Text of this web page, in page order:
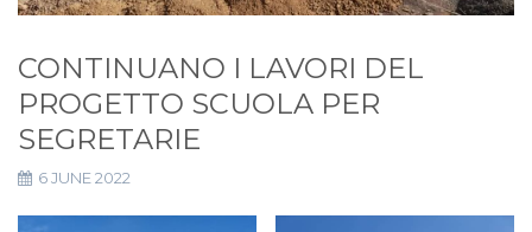
CONTINUANO I LAVORI DEL
PROGETTO SCUOLA PER
SEGRETARIE
6 JUNE 2022